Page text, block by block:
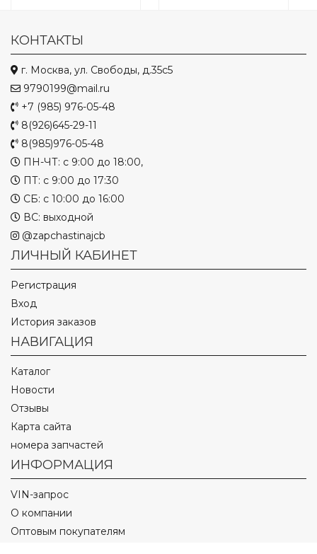
КОНТАКТЫ
г. Москва, ул. Свободы, д.35с5
9790199@mail.ru
+7 (985) 976-05-48
8(926)645-29-11
8(985)976-05-48
ПН-ЧТ: с 9:00 до 18:00,
ПТ: с 9:00 до 17:30
СБ: с 10:00 до 16:00
ВС: выходной
@zapchastinajcb
ЛИЧНЫЙ КАБИНЕТ
Регистрация
Вход
История заказов
НАВИГАЦИЯ
Каталог
Новости
Отзывы
Карта сайта
номера запчастей
ИНФОРМАЦИЯ
VIN-запрос
О компании
Оптовым покупателям